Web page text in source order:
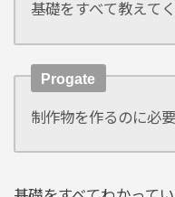
基礎をすべて教えて
Progate
制作物を作るのに必